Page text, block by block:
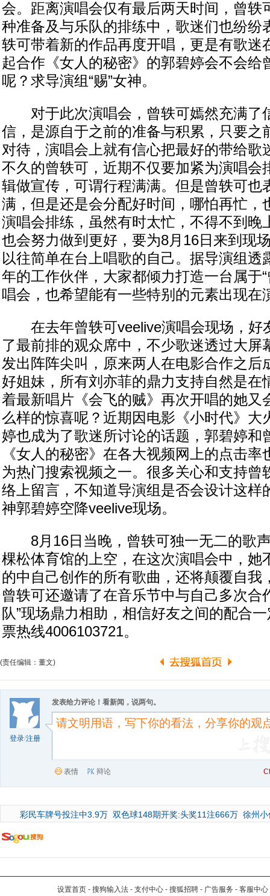
会。距离演唱会仅有最后两天时间，曾轶
种准备及与乐队的排练中，歌迷们也纷纷
轶可带着新的作品再度开唱，更是有歌迷
起合作《女人的秘密》的郭碧婷会不会给
呢？求导演组“赐”女神。
对于此次演唱会，曾轶可嫣然充满了
信，是源自于之前的准备与积累，只要之
对待，演唱会上就有信心把最好的带给歌
不久的曾轶可，近期不仅要加紧为演唱会
辑做宣传，可谓行程满满。但是曾轶可也
满，但是还是会分配好时间，哪怕再忙，
演唱会排练，虽然有时太忙，不得不到晚
也会努力做到更好，要为8月16日来到现
以往简单在台上唱歌的自己。据导演组透
年的工作伙伴，大家都倾力打造一台属于
唱会，也希望能有一些特别的元素出现在
在去年曾轶可veelive演唱会现场，好
了最前排的观众席中，不少歌迷透过大屏
发出阵阵尖叫，原来两人在电影合作之后
好姐妹，所有刘亦菲的鼎力支持自然是在
着最新唱片《会飞的贼》再次开唱的她又
么样的惊喜呢？近期因电影《小时代》大
婷也成为了歌迷所讨论的话题，郭碧婷和
《女人的秘密》在各大视频网上的点击率
为热门搜索视频之一。很多关心和支持曾
络上留言，不知道导演组是否会设计这样
神郭碧婷空降veelive现场。
8月16日当晚，曾轶可独一无二的歌
棵松体育馆的上空，在这次演唱会中，她
的中自己创作的所有歌曲，还将颠覆自我
曾轶可还邀请了在音乐节中与自己多次合
队”现场鼎力相助，相信好友之间的配合
票热线4006103721。
(责任编辑：董文)
登录/注册
发表给力评论！看新闻，说两句。
表情 辩论
彩民车牌号投注中3.9万 双色球148期开奖:头奖11注666万 徐州
设置首页 - 搜狗输入法 - 支付中心 - 搜狐招聘 - 广告服务 - 客服中心